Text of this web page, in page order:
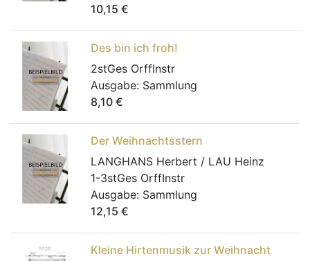
10,15 €
Des bin ich froh!
2stGes OrffInstr
Ausgabe: Sammlung
8,10 €
Der Weihnachtsstern
LANGHANS Herbert / LAU Heinz
1-3stGes OrffInstr
Ausgabe: Sammlung
12,15 €
Kleine Hirtenmusik zur Weihnacht